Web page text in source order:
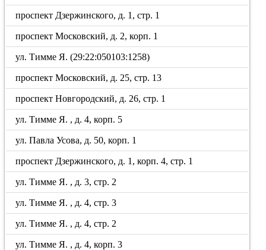
проспект Дзержинского, д. 1, стр. 1
проспект Московский, д. 2, корп. 1
ул. Тимме Я. (29:22:050103:1258)
проспект Московский, д. 25, стр. 13
проспект Новгородский, д. 26, стр. 1
ул. Тимме Я. , д. 4, корп. 5
ул. Павла Усова, д. 50, корп. 1
проспект Дзержинского, д. 1, корп. 4, стр. 1
ул. Тимме Я. , д. 3, стр. 2
ул. Тимме Я. , д. 4, стр. 3
ул. Тимме Я. , д. 4, стр. 2
ул. Тимме Я. , д. 4, корп. 3